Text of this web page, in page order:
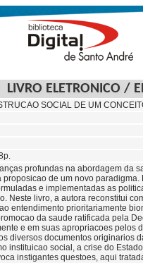
LIVRO ELETRONICO /
SOCIAL DE UM
profundas na abordagem da
de um novo
e implementadas as
Neste livro, a autora reconstitui
entendimento prioritariamente
da saude ratificada pela
e em suas apropriacoes
diversos documentos originarios
instituicao social, a crise do
instigantes questoes, aqui